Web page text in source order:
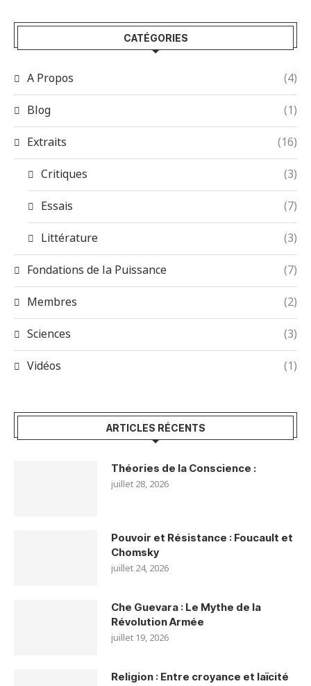
CATÉGORIES
A Propos (4)
Blog (1)
Extraits (16)
Critiques (3)
Essais (7)
Littérature (3)
Fondations de la Puissance (7)
Membres (2)
Sciences (3)
Vidéos (1)
ARTICLES RÉCENTS
Théories de la Conscience :
juillet 28, 2026
Pouvoir et Résistance : Foucault et
Chomsky
juillet 24, 2026
Che Guevara : Le Mythe de la
Révolution Armée
juillet 19, 2026
Religion : Entre croyance et laïcité